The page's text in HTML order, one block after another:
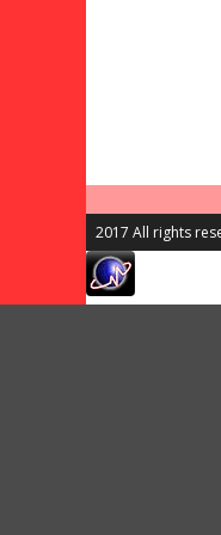
2017 All rights